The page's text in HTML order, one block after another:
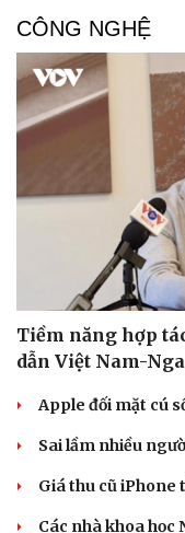
CÔNG NGHỆ
Tiềm năng hợp
dẫn Việt Nam-Nga
Apple đối mặt cú
Sai lầm nhiều
Giá thu cũ iPhone
Các nhà khoa học